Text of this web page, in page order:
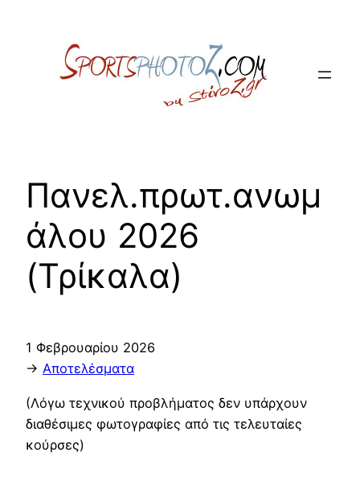
Πανελ.πρωτ.ανωμ
άλου 2026
(Τρίκαλα)
1 Φεβρουαρίου 2026
-> Αποτελέσματα
(Λόγω τεχνικού προβλήματος δεν υπάρχουν
διαθέσιμες φωτογραφίες από τις τελευταίες
κούρσες)